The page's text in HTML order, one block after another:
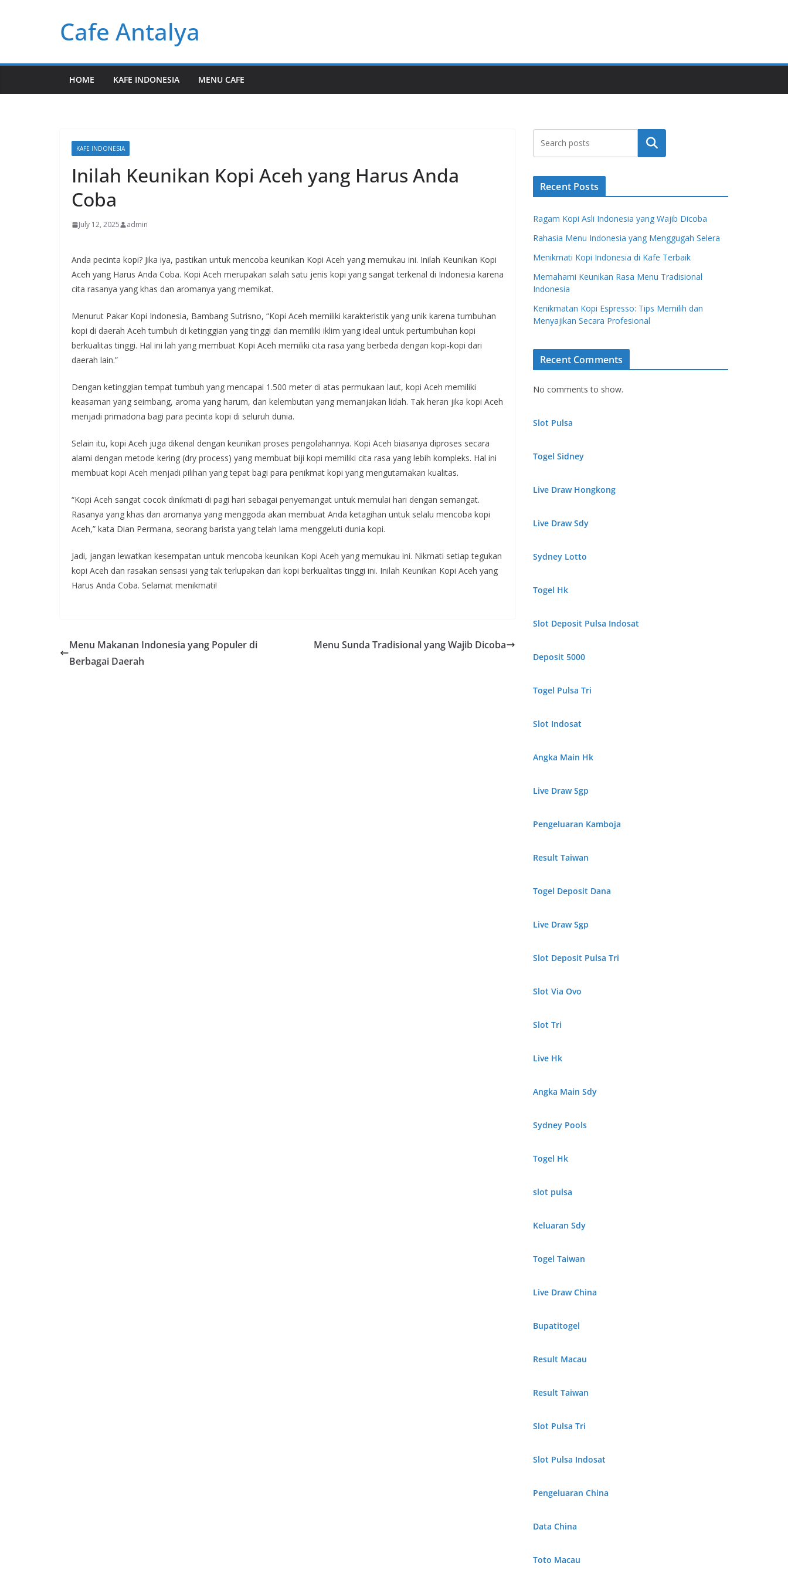
Cafe Antalya
HOME KAFE INDONESIA MENU CAFE
KAFE INDONESIA
Inilah Keunikan Kopi Aceh yang Harus Anda
Coba
July 12, 2025 admin
Anda pecinta kopi? Jika iya, pastikan untuk mencoba keunikan Kopi Aceh yang memukau ini. Inilah Keunikan Kopi
Aceh yang Harus Anda Coba. Kopi Aceh merupakan salah satu jenis kopi yang sangat terkenal di Indonesia karena
cita rasanya yang khas dan aromanya yang memikat.
Menurut Pakar Kopi Indonesia, Bambang Sutrisno, “Kopi Aceh memiliki karakteristik yang unik karena tumbuhan
kopi di daerah Aceh tumbuh di ketinggian yang tinggi dan memiliki iklim yang ideal untuk pertumbuhan kopi
berkualitas tinggi. Hal ini lah yang membuat Kopi Aceh memiliki cita rasa yang berbeda dengan kopi-kopi dari
daerah lain.”
Dengan ketinggian tempat tumbuh yang mencapai 1.500 meter di atas permukaan laut, kopi Aceh memiliki
keasaman yang seimbang, aroma yang harum, dan kelembutan yang memanjakan lidah. Tak heran jika kopi Aceh
menjadi primadona bagi para pecinta kopi di seluruh dunia.
Selain itu, kopi Aceh juga dikenal dengan keunikan proses pengolahannya. Kopi Aceh biasanya diproses secara
alami dengan metode kering (dry process) yang membuat biji kopi memiliki cita rasa yang lebih kompleks. Hal ini
membuat kopi Aceh menjadi pilihan yang tepat bagi para penikmat kopi yang mengutamakan kualitas.
“Kopi Aceh sangat cocok dinikmati di pagi hari sebagai penyemangat untuk memulai hari dengan semangat.
Rasanya yang khas dan aromanya yang menggoda akan membuat Anda ketagihan untuk selalu mencoba kopi
Aceh,” kata Dian Permana, seorang barista yang telah lama menggeluti dunia kopi.
Jadi, jangan lewatkan kesempatan untuk mencoba keunikan Kopi Aceh yang memukau ini. Nikmati setiap tegukan
kopi Aceh dan rasakan sensasi yang tak terlupakan dari kopi berkualitas tinggi ini. Inilah Keunikan Kopi Aceh yang
Harus Anda Coba. Selamat menikmati!
Menu Makanan Indonesia yang Populer di
Berbagai Daerah
Menu Sunda Tradisional yang Wajib Dicoba
Search
Recent Posts
Ragam Kopi Asli Indonesia yang Wajib Dicoba
Rahasia Menu Indonesia yang Menggugah Selera
Menikmati Kopi Indonesia di Kafe Terbaik
Memahami Keunikan Rasa Menu Tradisional
Indonesia
Kenikmatan Kopi Espresso: Tips Memilih dan
Menyajikan Secara Profesional
Recent Comments
No comments to show.
Slot Pulsa
Togel Sidney
Live Draw Hongkong
Live Draw Sdy
Sydney Lotto
Togel Hk
Slot Deposit Pulsa Indosat
Deposit 5000
Togel Pulsa Tri
Slot Indosat
Angka Main Hk
Live Draw Sgp
Pengeluaran Kamboja
Result Taiwan
Togel Deposit Dana
Live Draw Sgp
Slot Deposit Pulsa Tri
Slot Via Ovo
Slot Tri
Live Hk
Angka Main Sdy
Sydney Pools
Togel Hk
slot pulsa
Keluaran Sdy
Togel Taiwan
Live Draw China
Bupatitogel
Result Macau
Result Taiwan
Slot Pulsa Tri
Slot Pulsa Indosat
Pengeluaran China
Data China
Toto Macau